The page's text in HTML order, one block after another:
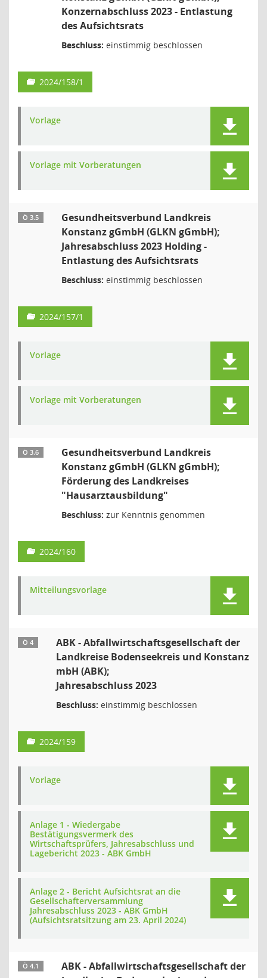
Konzernabschluss 2023 - Entlastung
des Aufsichtsrats
Beschluss: einstimmig beschlossen
2024/158/1
Vorlage
Vorlage mit Vorberatungen
Ö 3.5
Gesundheitsverbund Landkreis
Konstanz gGmbH (GLKN gGmbH);
Jahresabschluss 2023 Holding -
Entlastung des Aufsichtsrats
Beschluss: einstimmig beschlossen
2024/157/1
Vorlage
Vorlage mit Vorberatungen
Ö 3.6
Gesundheitsverbund Landkreis
Konstanz gGmbH (GLKN gGmbH);
Förderung des Landkreises
"Hausarztausbildung"
Beschluss: zur Kenntnis genommen
2024/160
Mitteilungsvorlage
Ö 4
ABK - Abfallwirtschaftsgesellschaft der
Landkreise Bodenseekreis und Konstanz
mbH (ABK);
Jahresabschluss 2023
Beschluss: einstimmig beschlossen
2024/159
Vorlage
Anlage 1 - Wiedergabe
Bestätigungsvermerk des
Wirtschaftsprüfers, Jahresabschluss und
Lagebericht 2023 - ABK GmbH
Anlage 2 - Bericht Aufsichtsrat an die
Gesellschafterversammlung
Jahresabschluss 2023 - ABK GmbH
(Aufsichtsratsitzung am 23. April 2024)
Ö 4.1
ABK - Abfallwirtschaftsgesellschaft der